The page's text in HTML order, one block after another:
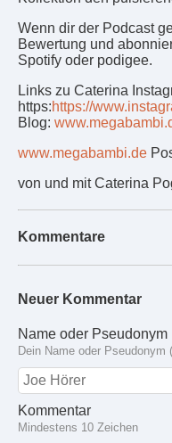
Wenn dir der Podcast
Bewertung und
Spotify oder podigee.
Links zu Caterina
https:https://
Blog:
www.megabambi.de
von und mit Caterina
Kommentare
Neuer Kommentar
Name oder Pseudonym
Dein Name oder
Kommentar
Mindestens 10 Zeichen